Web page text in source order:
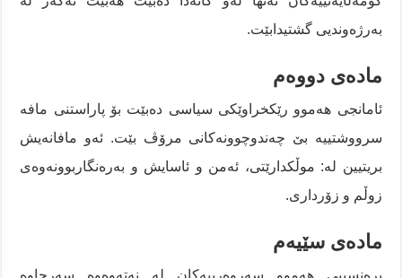
بەرژەوندیی گشتیدابێت.
مادەی دووەم
ئامانجی هەموو رێکخراوێکی سیاسی دەبێت بۆ پاراستنی مافە
سرووشتییە بێ چەندوچوونەکانی مرۆڤ بێت. ئەو مافانەیش
بریتیین لە: موڵکدارێتی، ئەمن و ئاسایش و بەرەنگاربوونەوەی
زوڵم و زۆرداری.
مادەی سێیەم
پرەنسیپی هەموو سەروەرییەکان لە نەتەوەوە سەرچاوە